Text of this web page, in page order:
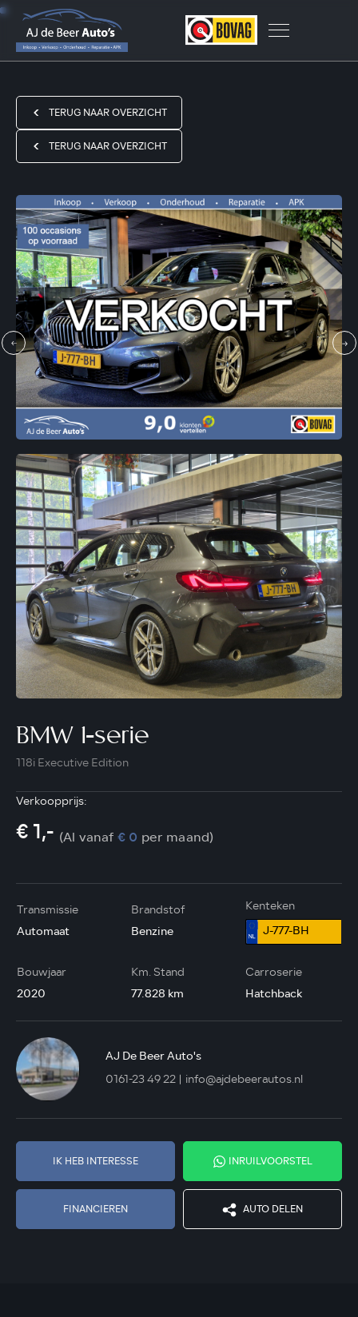
TERUG NAAR OVERZICHT
TERUG NAAR OVERZICHT
BMW 1-serie
118i Executive Edition
Verkoopprijs:
€ 1,- (Al vanaf € 0 per maand)
Transmissie
Automaat
Brandstof
Benzine
Kenteken
J-777-BH
Bouwjaar
2020
Km. Stand
77.828 km
Carroserie
Hatchback
AJ De Beer Auto's
0161-23 49 22
info@ajdebeerautos.nl
IK HEB INTERESSE INRUILVOORSTEL
FINANCIEREN AUTO DELEN